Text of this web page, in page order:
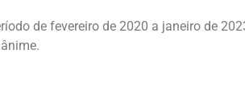
de fevereiro de 2020 a janeiro de